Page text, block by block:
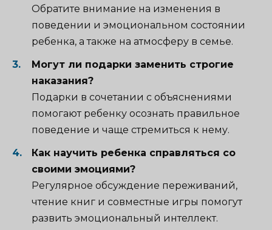
Обратите внимание на изменения в
поведении и эмоциональном состоянии
ребенка, а также на атмосферу в семье.
Могут ли подарки заменить строгие
наказания?
Подарки в сочетании с объяснениями
помогают ребенку осознать правильное
поведение и чаще стремиться к нему.
Как научить ребенка справляться со
своими эмоциями?
Регулярное обсуждение переживаний,
чтение книг и совместные игры помогут
развить эмоциональный интеллект.